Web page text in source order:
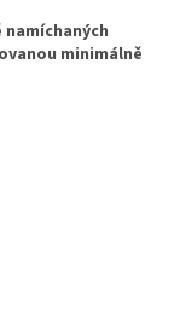
namíchaných
minimálně